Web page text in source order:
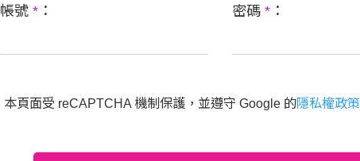
帳號 * ： 密碼 * ：
本頁面受 reCAPTCHA 機制保護，並遵守 Google 的隱私權政策